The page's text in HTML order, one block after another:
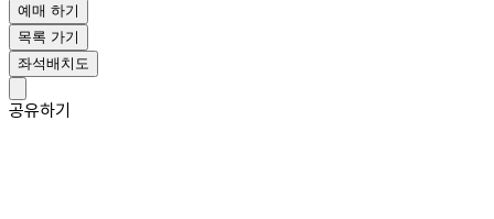
예매 하기
목록 가기
좌석배치도
공유하기